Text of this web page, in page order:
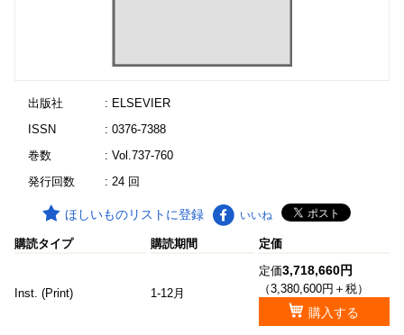
出版社
: ELSEVIER
ISSN
: 0376-7388
巻数
: Vol.737-760
発行回数
: 24 回
ほしいものリストに登録 いいね
購読タイプ 購読期間 定価
Inst. (Print) 1-12月
定価3,718,660円
（3,380,600円＋税）
購入する